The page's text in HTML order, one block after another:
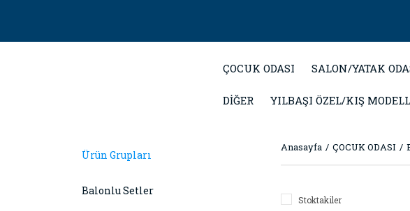
ÇOCUK ODASI SALON/YATAK
DİĞER YILBAŞI ÖZEL/KIŞ
Ürün Grupları
Balonlu Setler
Anasayfa ÇOCUK ODASI
Stoktakiler